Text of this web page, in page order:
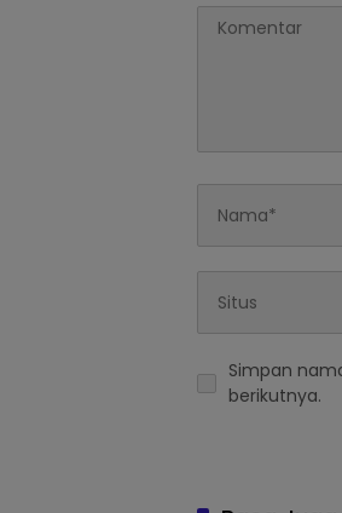
Simpan
berikutnya.